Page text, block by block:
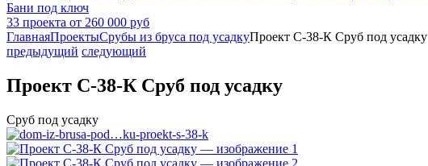
Бани под ключ
33 проекта от 260 000 руб
ГлавнаяПроектыСрубы из бруса под усадкуПроект С-38-К Сруб под усадку
предыдущий следующий
Проект С-38-К Сруб под усадку
Сруб под усадку